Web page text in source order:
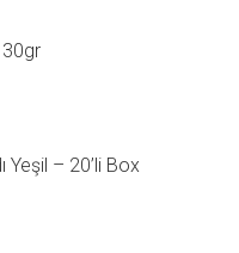
Yeşil – 20’li Box